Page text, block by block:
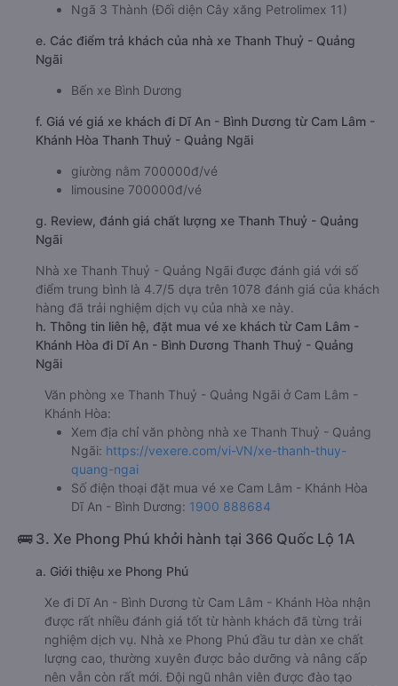
Ngã 3 Thành (Đối diện Cây xăng Petrolimex 11)
e. Các điểm trả khách của nhà xe Thanh Thuỷ - Quảng
Ngãi
Bến xe Bình Dương
f. Giá vé giá xe khách đi Dĩ An - Bình Dương từ Cam Lâm -
Khánh Hòa Thanh Thuỷ - Quảng Ngãi
giường nằm 700000đ/vé
limousine 700000đ/vé
g. Review, đánh giá chất lượng xe Thanh Thuỷ - Quảng
Ngãi
Nhà xe Thanh Thuỷ - Quảng Ngãi được đánh giá với số
điểm trung bình là 4.7/5 dựa trên 1078 đánh giá của khách
hàng đã trải nghiệm dịch vụ của nhà xe này.
h. Thông tin liên hệ, đặt mua vé xe khách từ Cam Lâm -
Khánh Hòa đi Dĩ An - Bình Dương Thanh Thuỷ - Quảng
Ngãi
Văn phòng xe Thanh Thuỷ - Quảng Ngãi ở Cam Lâm -
Khánh Hòa:
Xem địa chỉ văn phòng nhà xe Thanh Thuỷ - Quảng
Ngãi: https://vexere.com/vi-VN/xe-thanh-thuy-
quang-ngai
Số điện thoại đặt mua vé xe Cam Lâm - Khánh Hòa
Dĩ An - Bình Dương: 1900 888684
🚌 3. Xe Phong Phú khởi hành tại 366 Quốc Lộ 1A
a. Giới thiệu xe Phong Phú
Xe đi Dĩ An - Bình Dương từ Cam Lâm - Khánh Hòa nhận
được rất nhiều đánh giá tốt từ hành khách đã từng trải
nghiệm dịch vụ. Nhà xe Phong Phú đầu tư dàn xe chất
lượng cao, thường xuyên được bảo dưỡng và nâng cấp
nên vẫn còn rất mới. Đội ngũ nhân viên được đào tạo